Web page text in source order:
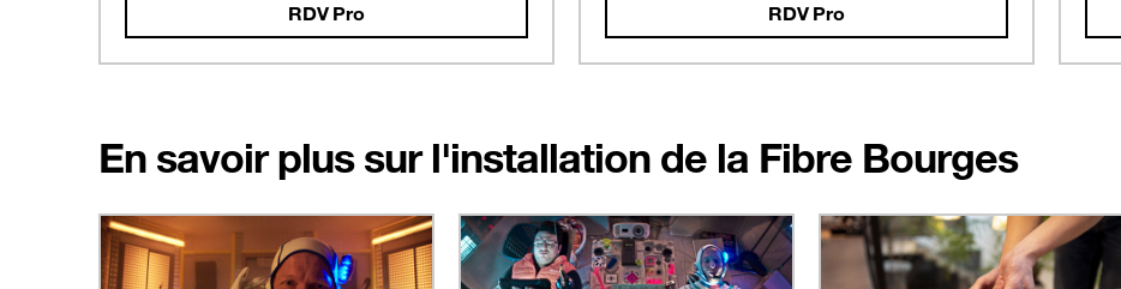
RDV Pro RDV Pro
En savoir plus sur l'installation de la Fibre Bourges